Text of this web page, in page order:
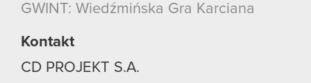
GWINT: Wiedźmińska Gra Karciana
Kontakt
CD PROJEKT S.A.